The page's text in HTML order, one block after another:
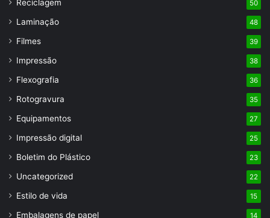
Reciclagem 50
Laminação 48
Filmes 39
Impressão 38
Flexografia 36
Rotogravura 35
Equipamentos 27
Impressão digital 25
Boletim do Plástico 23
Uncategorized 22
Estilo de vida 15
Embalagens de papel 14